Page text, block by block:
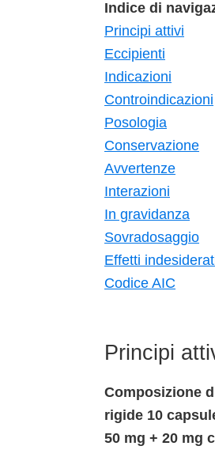
Indice di
Principi attivi
Eccipienti
Indicazioni
Controindicazioni
Posologia
Conservazione
Avvertenze
Interazioni
In gravidanza
Sovradosaggio
Effetti
Codice AIC
Principi
Composizione
rigide 10
50 mg + 20 mg